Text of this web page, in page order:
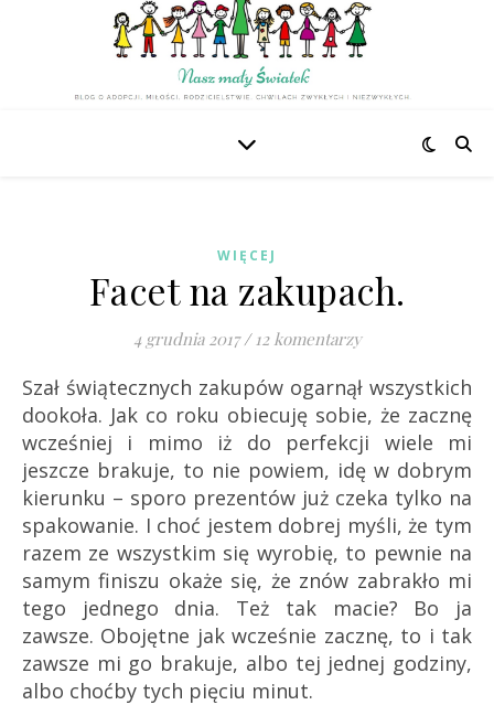
WIĘCEJ
Facet na zakupach.
4 grudnia 2017 / 12 komentarzy
Szał świątecznych zakupów ogarnął wszystkich
dookoła. Jak co roku obiecuję sobie, że zacznę
wcześniej i mimo iż do perfekcji wiele mi
jeszcze brakuje, to nie powiem, idę w dobrym
kierunku – sporo prezentów już czeka tylko na
spakowanie. I choć jestem dobrej myśli, że tym
razem ze wszystkim się wyrobię, to pewnie na
samym finiszu okaże się, że znów zabrakło mi
tego jednego dnia. Też tak macie? Bo ja
zawsze. Obojętne jak wcześnie zacznę, to i tak
zawsze mi go brakuje, albo tej jednej godziny,
albo choćby tych pięciu minut.